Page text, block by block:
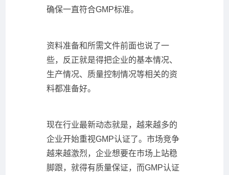
确保一直符合GMP标准。
资料准备和所需文件前面也说了一
些，反正就是得把企业的基本情况、
生产情况、质量控制情况等相关的资
料都准备好。
现在行业最新动态就是，越来越多的
企业开始重视GMP认证了。市场竞争
越来越激烈，企业想要在市场上站稳
脚跟，就得有质量保证，而GMP认证